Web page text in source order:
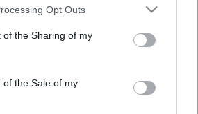
app uses one or more Google
or usage behaviour. You may click to
to Google and its third-party tags to
specified purposes in below Google
Opt Outs
of the Sharing of my
of the Sale of my
1774-ben a négy kerület
választott. A református
a világiak (választott gondnokok
a lelkészi, illetve a püspöki kar,
között.